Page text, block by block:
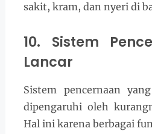
sakit, kram, dan nyeri di
10. Sistem
Lancar
Sistem pencernaan
dipengaruhi oleh
Hal ini karena berbagai